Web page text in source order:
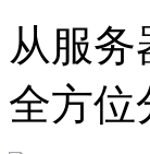
从服
全方位